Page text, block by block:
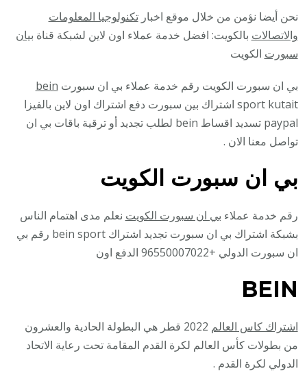
نحن أيضا نؤمن من خلال موقع اخبارتكنولوجيا المعلومات
والاتصالات بالكويت: افضل خدمة عملاء اون لاين لشبكة قناة بيان
سبورت الكويت
بي ان سبورت الكويت رقم خدمة عملاء بي ان سبورت bein
sport kutait اشتراك بين سبورت دفع اشتراك اون لاين بالفيزا
paypal تسديد اقساط bein لطلب تجديد أو ترقية باقات بي ان
تواصل معنا الان .
بي ان سبورت الكويت
رقم خدمة عملاء بي ان سبورت الكويت نعلم مدى اهتمام الناس
بشبكة اشتراك بي ان سبورت تجديد اشتراك bein sport رقم بي
ان سبورت الدولي +96550007022 الدفع اون
BEIN
اشتراك كاس العالم
2022 قطر هي البطولة الحادية والعشرون
من بطولات كأس العالم لكرة القدم المقامة تحت رعاية الاتحاد
الدولي لكرة القدم .